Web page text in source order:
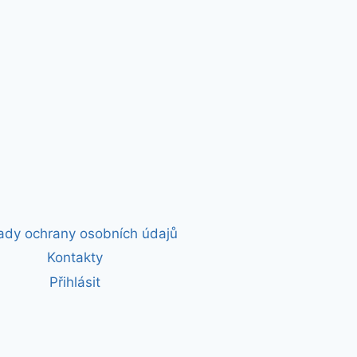
ochrany osobních údajů
Kontakty
Přihlásit